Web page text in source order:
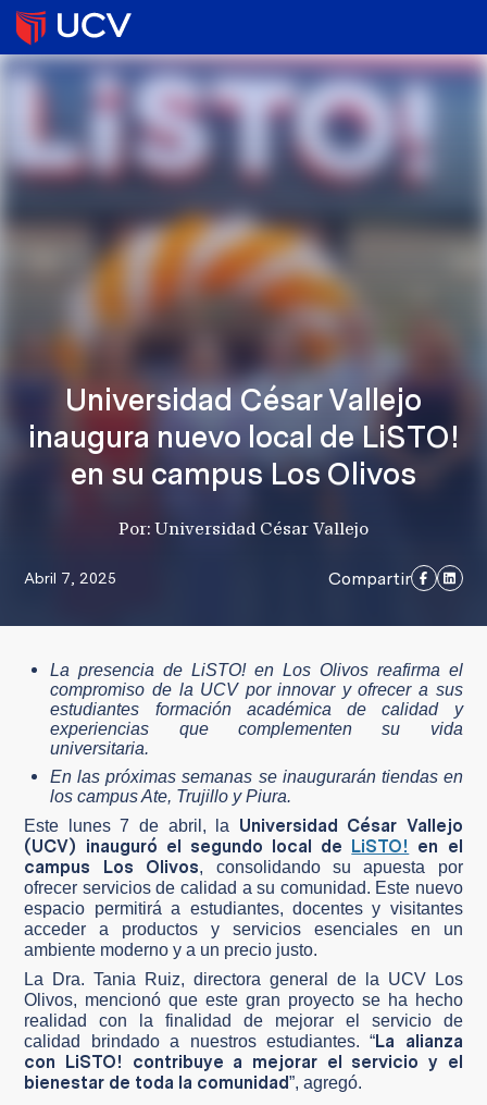
Universidad César Vallejo
inaugura nuevo local de LiSTO!
en su campus Los Olivos
Por: Universidad César Vallejo
Abril 7, 2025 Compartir
La presencia de LiSTO! en Los Olivos reafirma el
compromiso de la UCV por innovar y ofrecer a sus
estudiantes formación académica de calidad y
experiencias que complementen su vida
universitaria.
En las próximas semanas se inaugurarán tiendas en
los campus Ate, Trujillo y Piura.
Este lunes 7 de abril, la Universidad César Vallejo
(UCV) inauguró el segundo local de LiSTO! en el
campus Los Olivos, consolidando su apuesta por
ofrecer servicios de calidad a su comunidad. Este nuevo
espacio permitirá a estudiantes, docentes y visitantes
acceder a productos y servicios esenciales en un
ambiente moderno y a un precio justo.
La Dra. Tania Ruiz, directora general de la UCV Los
Olivos, mencionó que este gran proyecto se ha hecho
realidad con la finalidad de mejorar el servicio de
calidad brindado a nuestros estudiantes. “La alianza
con LiSTO! contribuye a mejorar el servicio y el
bienestar de toda la comunidad”, agregó.